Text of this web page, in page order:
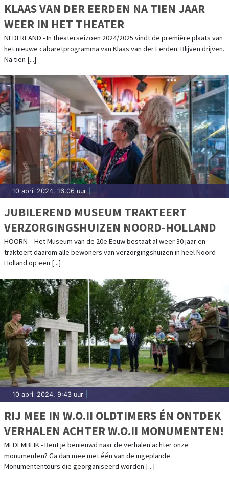
KLAAS VAN DER EERDEN NA TIEN JAAR
WEER IN HET THEATER
NEDERLAND - In theaterseizoen 2024/2025 vindt de première plaats van
het nieuwe cabaretprogramma van Klaas van der Eerden: Blijven drijven.
Na tien [...]
10 april 2024, 16:06 uur
JUBILEREND MUSEUM TRAKTEERT
VERZORGINGSHUIZEN NOORD-HOLLAND
HOORN – Het Museum van de 20e Eeuw bestaat al weer 30 jaar en
trakteert daarom alle bewoners van verzorgingshuizen in heel Noord-
Holland op een [...]
10 april 2024, 9:43 uur
RIJ MEE IN W.O.II OLDTIMERS ÉN ONTDEK
VERHALEN ACHTER W.O.II MONUMENTEN!
MEDEMBLIK - Bent je benieuwd naar de verhalen achter onze
monumenten? Ga dan mee met één van de ingeplande
Monumententours die georganiseerd worden [...]